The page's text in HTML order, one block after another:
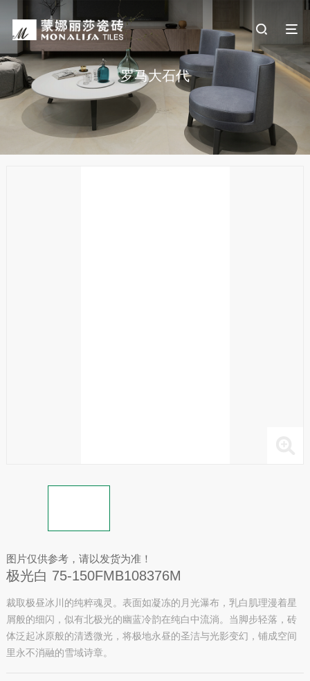
罗马大石代
图片仅供参考，请以发货为准！
极光白 75-150FMB108376M
裁取极昼冰川的纯粹魂灵。表面如凝冻的月光瀑布，乳白肌理漫着星
屑般的细闪，似有北极光的幽蓝冷韵在纯白中流淌。当脚步轻落，砖
体泛起冰原般的清透微光，将极地永昼的圣洁与光影变幻，铺成空间
里永不消融的雪域诗章。